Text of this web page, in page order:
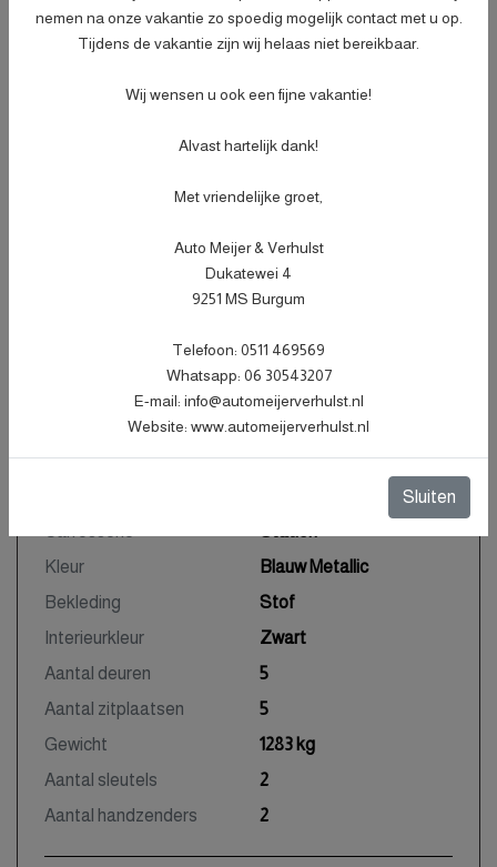
- Afleveringscontrolebeurt;
- Verlichtingscontrole;
- Bandenspanningscontrole;
- Auto is of wordt gepoetst;
- Wasbeurt bij aflevering.
Meer informatie
Specificaties
Datum eerste toelating
(internationaal)
11-06-2020
APK vervaldatum
28-02-2027
Kleur
Blauw Metallic
Bekleding
Stof
Interieurkleur
Zwart
Aantal deuren
5
Aantal zitplaatsen
5
Gewicht
1283 kg
Aantal sleutels
2
Aantal handzenders
2
nemen na onze vakantie zo spoedig mogelijk contact met u op.
Tijdens de vakantie zijn wij helaas niet bereikbaar.
Wij wensen u ook een fijne vakantie!
Alvast hartelijk dank!
Met vriendelijke groet,
Auto Meijer & Verhulst
Dukatewei 4
9251 MS Burgum
Telefoon: 0511 469569
Whatsapp: 06 30543207
E-mail: info@automeijerverhulst.nl
Website: www.automeijerverhulst.nl
Sluiten